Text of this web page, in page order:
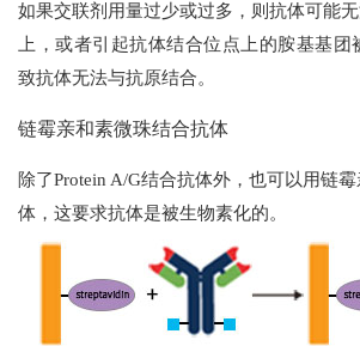
如果交联剂用量过少或过多，则抗体可能
上，或者引起抗体结合位点上的胺基基团
致抗体无法与抗原结合。
链霉亲和素微珠结合抗体
除了Protein A/G结合抗体外，也可以用链
体，这要求抗体是被生物素化的。